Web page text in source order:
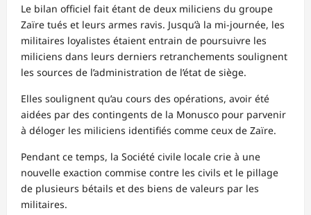
Le bilan officiel fait étant de deux miliciens du groupe
Zaïre tués et leurs armes ravis. Jusqu’à la mi-journée, les
militaires loyalistes étaient entrain de poursuivre les
miliciens dans leurs derniers retranchements soulignent
les sources de l’administration de l’état de siège.
Elles soulignent qu’au cours des opérations, avoir été
aidées par des contingents de la Monusco pour parvenir
à déloger les miliciens identifiés comme ceux de Zaïre.
Pendant ce temps, la Société civile locale crie à une
nouvelle exaction commise contre les civils et le pillage
de plusieurs bétails et des biens de valeurs par les
militaires.